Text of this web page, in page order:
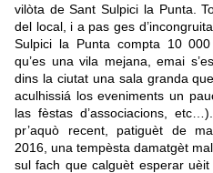
vilòta de Sant Sulpici la Punta.
del local, i a pas ges
Sulpici la Punta compta 10
qu’es una vila mejana, emai
dins la ciutat una sala granda
aculhissiá los eveniments un
las fèstas d’associacions,
pr’aquò recent, patiguèt de
2016, una tempèsta damatgèt
sul fach que calguèt esperar